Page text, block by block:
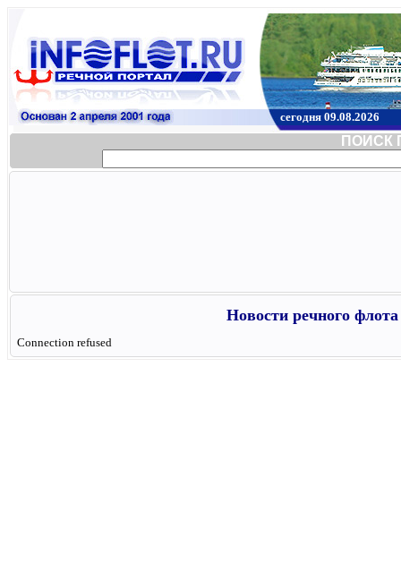
сегодня 09.08.2026
ПОИСК
Новости речного
Connection refused